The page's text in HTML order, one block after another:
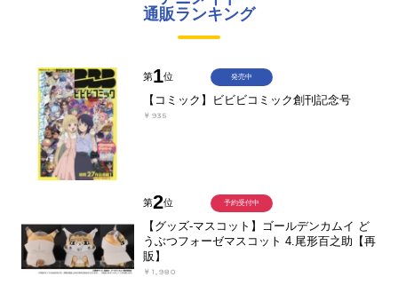
通販ランキング
第1位
【コミック】ビビビコミック創刊記念号
￥935
発売中
第2位
【グッズ-マスコット】ゴールデンカムイ ど
うぶつフォーゼマスコット 4.尾形百之助【再
販】
￥1,980
予約受付中